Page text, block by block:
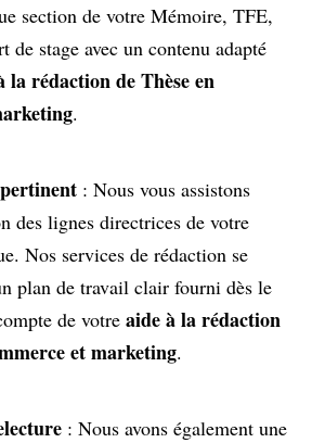
section de votre Mémoire, TFE,
de stage avec un contenu adapté
la rédaction de Thèse en
.
: Nous vous assistons
des lignes directrices de votre
Nos services de rédaction se
plan de travail clair fourni dès le
de votre aide à la rédaction
et marketing.
: Nous avons également une